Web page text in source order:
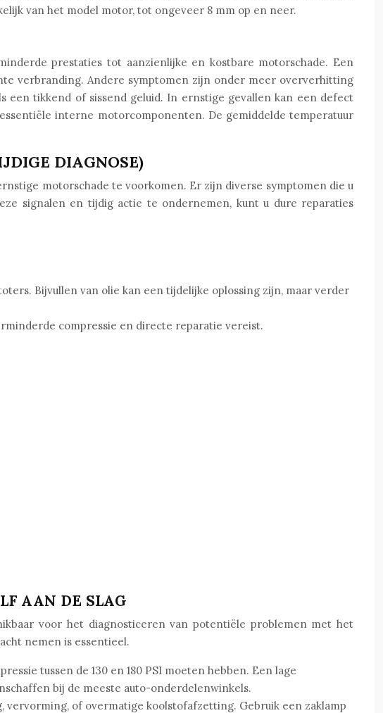
van het model motor, tot ongeveer 8 mm op en neer.
prestaties tot aanzienlijke en kostbare motorschade. Een
verbranding. Andere symptomen zijn onder meer oververhitting
een tikkend of sissend geluid. In ernstige gevallen kan een defect
interne motorcomponenten. De gemiddelde temperatuur
DIAGNOSE)
motorschade te voorkomen. Er zijn diverse symptomen die u
signalen en tijdig actie te ondernemen, kunt u dure reparaties
Bijvullen van olie kan een tijdelijke oplossing zijn, maar verder
compressie en directe reparatie vereist.
AAN DE SLAG
voor het diagnosticeren van potentiële problemen met het
nemen is essentieel.
tussen de 130 en 180 PSI moeten hebben. Een lage
bij de meeste auto-onderdelenwinkels.
of overmatige koolstofafzetting. Gebruik een zaklamp